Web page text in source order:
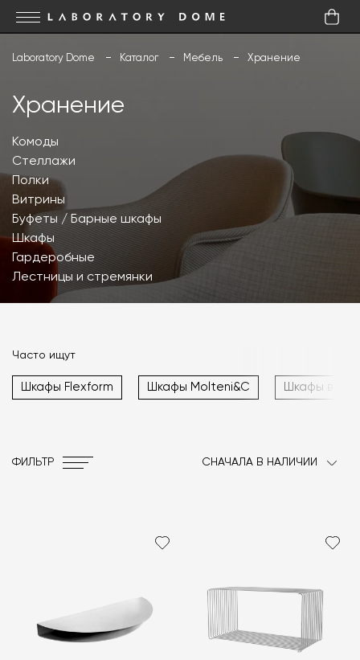
Laboratory Dome Каталог Мебель Хранение
Хранение
Комоды
Стеллажи
Полки
Витрины
Буфеты / Барные шкафы
Шкафы
Гардеробные
Лестницы и стремянки
Часто ищут
Шкафы Flexform Шкафы Molteni&C Шкафы в
ФИЛЬТР СНАЧАЛА В НАЛИЧИИ